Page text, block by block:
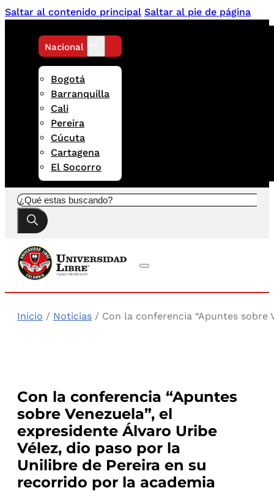
Saltar al contenido principal Saltar al pie de página
Nacional
Bogotá
Barranquilla
Cali
Pereira
Cúcuta
Cartagena
El Socorro
Buscar
Inicio / Noticias / Con la conferencia “Apuntes sobre
Con la conferencia “Apuntes
sobre Venezuela”, el
expresidente Álvaro Uribe
Vélez, dio paso por la
Unilibre de Pereira en su
recorrido por la academia